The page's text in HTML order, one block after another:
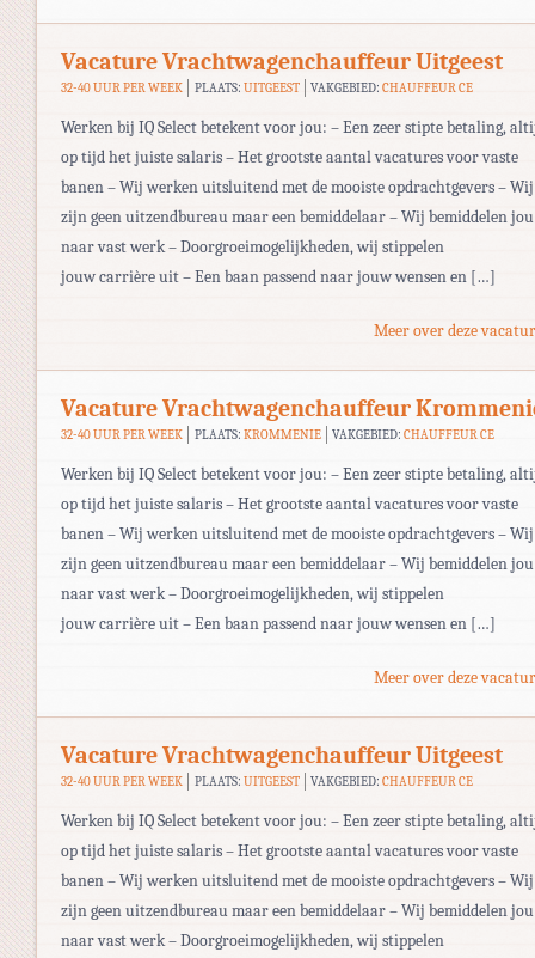
Vacature Vrachtwagenchauffeur Uitgeest
32-40 UUR PER WEEK PLAATS: UITGEEST VAKGEBIED:CHAUFFEUR CE
Werken bij IQ Select betekent voor jou: – Een zeer stipte betaling,
op tijd het juiste salaris – Het grootste aantal vacatures voor vaste
banen – Wij werken uitsluitend met de mooiste opdrachtgevers – Wij
zijn geen uitzendbureau maar een bemiddelaar – Wij bemiddelen jou
naar vast werk – Doorgroeimogelijkheden, wij stippelen
jouw carrière uit – Een baan passend naar jouw wensen en […]
Meer over deze
Vacature Vrachtwagenchauffeur
32-40 UUR PER WEEK PLAATS: KROMMENIE VAKGEBIED:CHAUFFEUR CE
Werken bij IQ Select betekent voor jou: – Een zeer stipte betaling,
op tijd het juiste salaris – Het grootste aantal vacatures voor vaste
banen – Wij werken uitsluitend met de mooiste opdrachtgevers – Wij
zijn geen uitzendbureau maar een bemiddelaar – Wij bemiddelen jou
naar vast werk – Doorgroeimogelijkheden, wij stippelen
jouw carrière uit – Een baan passend naar jouw wensen en […]
Meer over deze
Vacature Vrachtwagenchauffeur Uitgeest
32-40 UUR PER WEEK PLAATS: UITGEEST VAKGEBIED:CHAUFFEUR CE
Werken bij IQ Select betekent voor jou: – Een zeer stipte betaling,
op tijd het juiste salaris – Het grootste aantal vacatures voor vaste
banen – Wij werken uitsluitend met de mooiste opdrachtgevers – Wij
zijn geen uitzendbureau maar een bemiddelaar – Wij bemiddelen jou
naar vast werk – Doorgroeimogelijkheden, wij stippelen